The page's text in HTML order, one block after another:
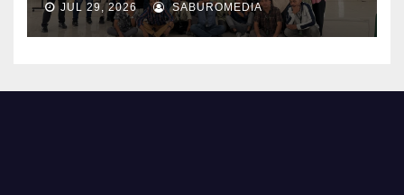
JUL 29, 2026 SABUROMEDIA